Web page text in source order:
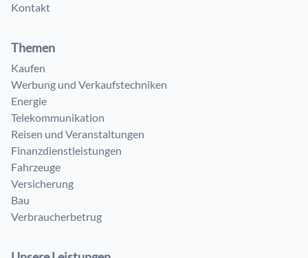
Kontakt
Themen
Kaufen
Werbung und Verkaufstechniken
Energie
Telekommunikation
Reisen und Veranstaltungen
Finanzdienstleistungen
Fahrzeuge
Versicherung
Bau
Verbraucherbetrug